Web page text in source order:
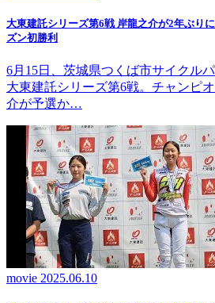
大東建託シリーズ第6戦 岸龍之介が2年ぶり
ズン初勝利
6月15日、茨城県つくば市サイクル
大東建託シリーズ第6戦。チャンピ
介が予選か…
movie 2025.06.10